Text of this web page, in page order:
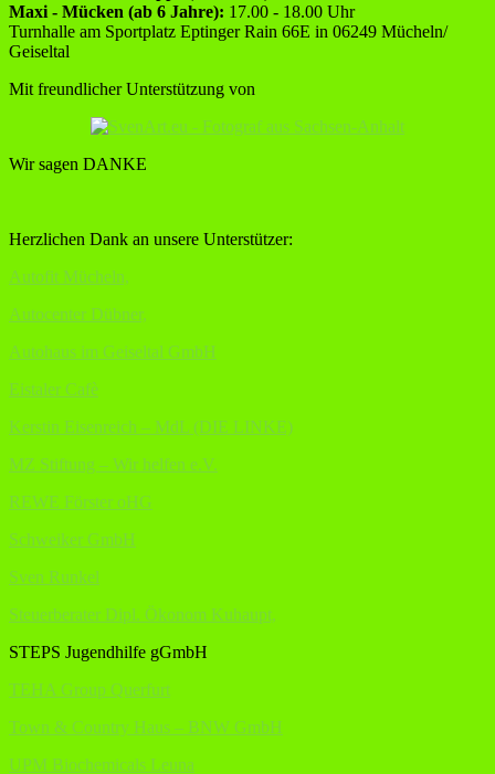
Maxi - Mücken (ab 6 Jahre): 17.00 - 18.00 Uhr
Turnhalle am Sportplatz Eptinger Rain 66E in 06249 Mücheln/
Geiseltal
Mit freundlicher Unterstützung von
Wir sagen DANKE
Herzlichen Dank an unsere Unterstützer:
Autofit Mücheln,
Autocenter Dübner,
Autohaus im Geiseltal GmbH
Eistaler Cafè
Kerstin Eisenreich – MdL (DIE LINKE)
MZ Stiftung – Wir helfen e.V.
REWE Förster oHG
Schweiker GmbH
Sven Runkel
Steuerberater Dipl. Ökonom Kuhaupt,
STEPS Jugendhilfe gGmbH
TEHA Group Querfurt
Town & Country Haus – BNW GmbH
UPM Biochemicals Leuna